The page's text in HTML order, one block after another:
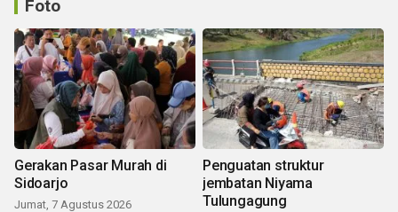
Foto
Gerakan Pasar Murah di
Sidoarjo
Jumat, 7 Agustus 2026
Penguatan struktur
jembatan Niyama
Tulungagung